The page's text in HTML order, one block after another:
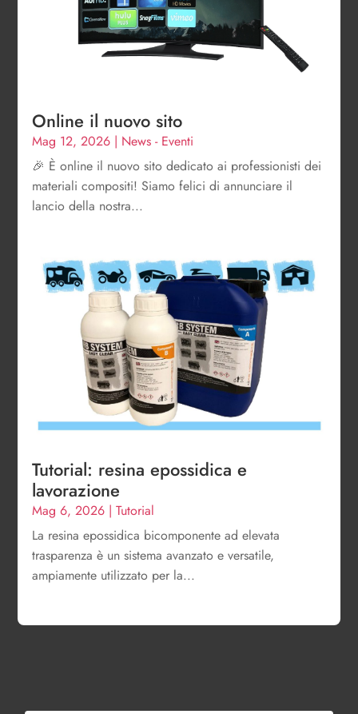
Online il nuovo sito
Mag 12, 2026 | News - Eventi
🎉 È online il nuovo sito dedicato ai professionisti dei
materiali compositi! Siamo felici di annunciare il
lancio della nostra...
Tutorial: resina epossidica e
lavorazione
Mag 6, 2026 |Tutorial
La resina epossidica bicomponente ad elevata
trasparenza è un sistema avanzato e versatile,
ampiamente utilizzato per la...